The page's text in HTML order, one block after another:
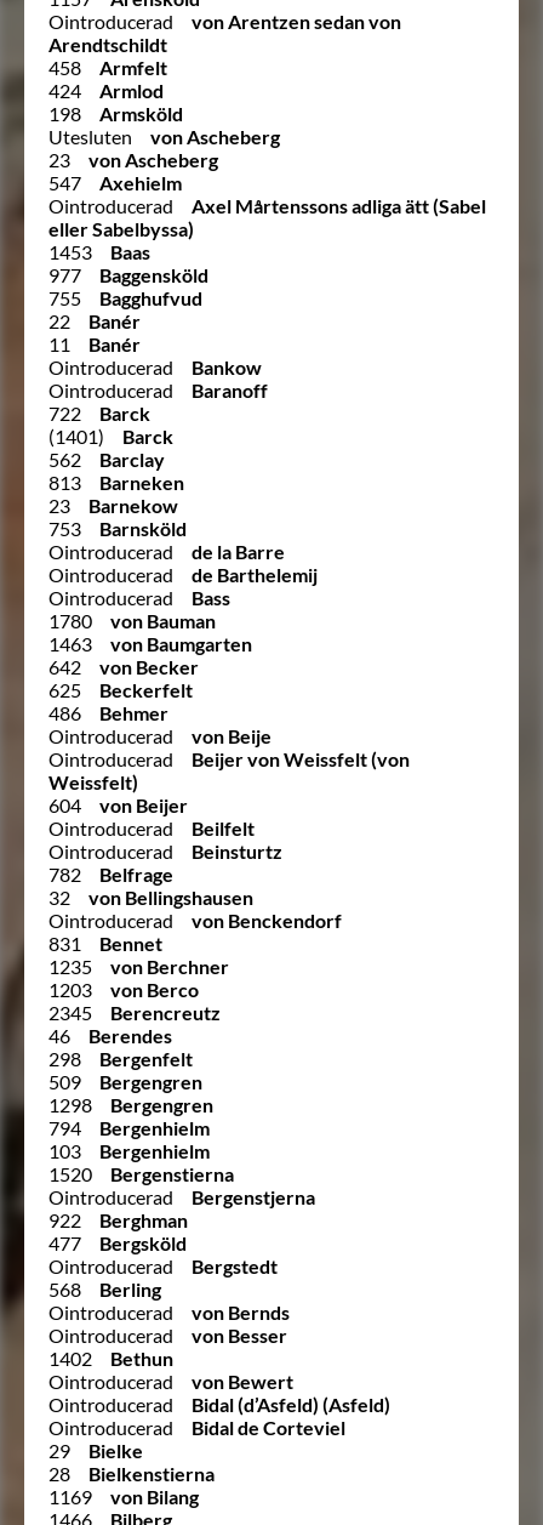
Ointroducerad
von Arentzen sedan von
Arendtschildt
458
Armfelt
424
Armlod
198
Armsköld
Utesluten
von Ascheberg
23
von Ascheberg
547
Axehielm
Ointroducerad
Axel Mårtenssons adliga ätt (Sabel
eller Sabelbyssa)
1453
Baas
977
Baggensköld
755
Bagghufvud
22
Banér
11
Banér
Ointroducerad
Bankow
Ointroducerad
Baranoff
722
Barck
(1401)
Barck
562
Barclay
813
Barneken
23
Barnekow
753
Barnsköld
Ointroducerad
de la Barre
Ointroducerad
de Barthelemij
Ointroducerad
Bass
1780
von Bauman
1463
von Baumgarten
642
von Becker
625
Beckerfelt
486
Behmer
Ointroducerad
von Beije
Ointroducerad
Beijer von Weissfelt (von
Weissfelt)
604
von Beijer
Ointroducerad
Beilfelt
Ointroducerad
Beinsturtz
782
Belfrage
32
von Bellingshausen
Ointroducerad
von Benckendorf
831
Bennet
1235
von Berchner
1203
von Berco
2345
Berencreutz
46
Berendes
298
Bergenfelt
509
Bergengren
1298
Bergengren
794
Bergenhielm
103
Bergenhielm
1520
Bergenstierna
Ointroducerad
Bergenstjerna
922
Berghman
477
Bergsköld
Ointroducerad
Bergstedt
568
Berling
Ointroducerad
von Bernds
Ointroducerad
von Besser
1402
Bethun
Ointroducerad
von Bewert
Ointroducerad
Bidal (d’Asfeld) (Asfeld)
Ointroducerad
Bidal de Corteviel
29
Bielke
28
Bielkenstierna
1169
von Bilang
1466
Bilberg